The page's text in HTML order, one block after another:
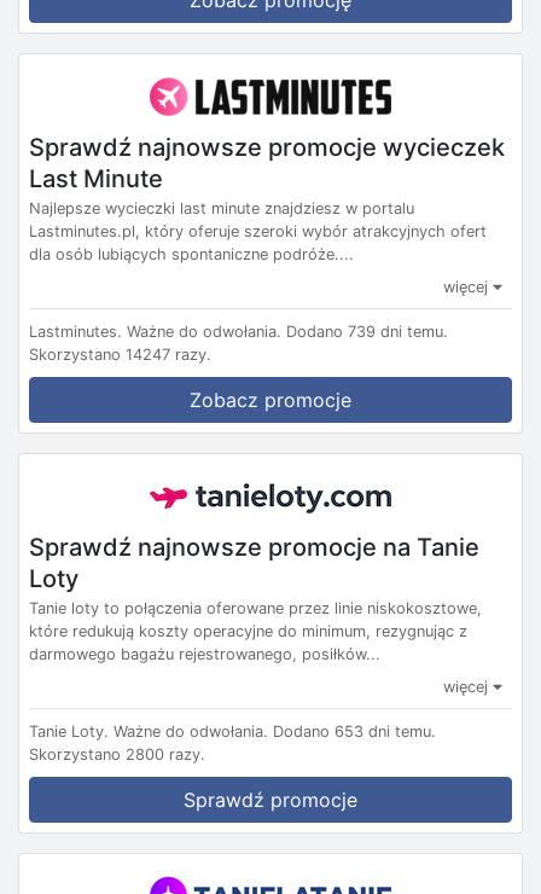
Sprawdź najnowsze promocje wycieczek
Last Minute
Najlepsze wycieczki last minute znajdziesz w portalu
Lastminutes.pl, który oferuje szeroki wybór atrakcyjnych ofert
dla osób lubiących spontaniczne podróże....
więcej
Lastminutes. Ważne do odwołania. Dodano 739 dni temu.
Skorzystano 14247 razy.
Zobacz promocje
Sprawdź najnowsze promocje na Tanie
Loty
Tanie loty to połączenia oferowane przez linie niskokosztowe,
które redukują koszty operacyjne do minimum, rezygnując z
darmowego bagażu rejestrowanego, posiłków...
więcej
Tanie Loty. Ważne do odwołania. Dodano 653 dni temu.
Skorzystano 2800 razy.
Sprawdź promocje